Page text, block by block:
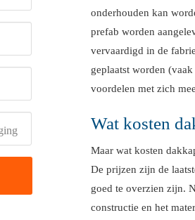
onderhouden kan
prefab worden
vervaardigd in de
geplaatst worden
voordelen met zich
Wat kosten
Maar wat kosten
De prijzen zijn de
goed te overzien zijn.
constructie en het